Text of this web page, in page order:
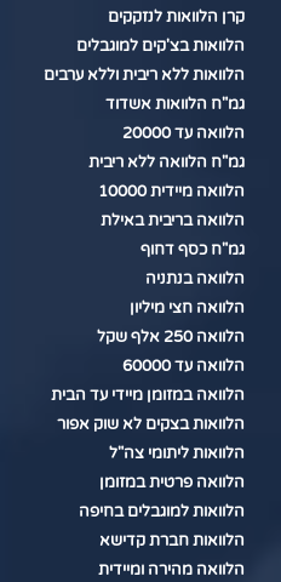
קרן הלוואות לנזקקים
הלוואות בצ'קים למוגבלים
הלוואות ללא ריבית וללא ערבים
גמ"ח הלוואות אשדוד
הלוואה עד 20000
גמ"ח הלוואה ללא ריבית
הלוואה מיידית 10000
הלוואה בריבית באילת
גמ"ח כסף דחוף
הלוואה בנתניה
הלוואה חצי מיליון
הלוואה 250 אלף שקל
הלוואה עד 60000
הלוואה במזומן מיידי עד הבית
הלוואות בצקים לא שוק אפור
הלוואות ליתומי צה"ל
הלוואה פרטית במזומן
הלוואות למוגבלים בחיפה
הלוואות חברת קדישא
הלוואה מהירה ומיידית